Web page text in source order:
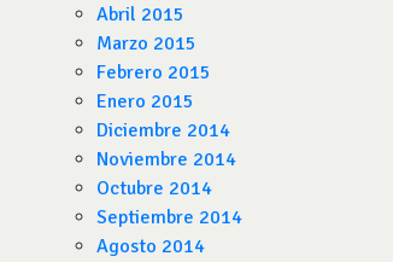
Abril 2015
Marzo 2015
Febrero 2015
Enero 2015
Diciembre 2014
Noviembre 2014
Octubre 2014
Septiembre 2014
Agosto 2014